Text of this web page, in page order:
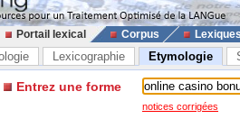
Portail lexical Corpus
Lexicographie Etymologie
Entrez une forme
notices corrigées